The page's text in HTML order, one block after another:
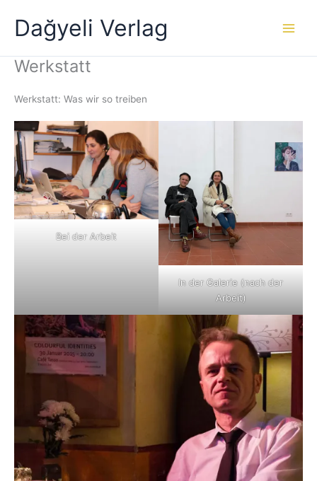
Inhalt
springen
Dağyeli Verlag
Werkstatt
Werkstatt: Was wir so treiben
Bei der Arbeit
In der Galerie (nach der
Arbeit)